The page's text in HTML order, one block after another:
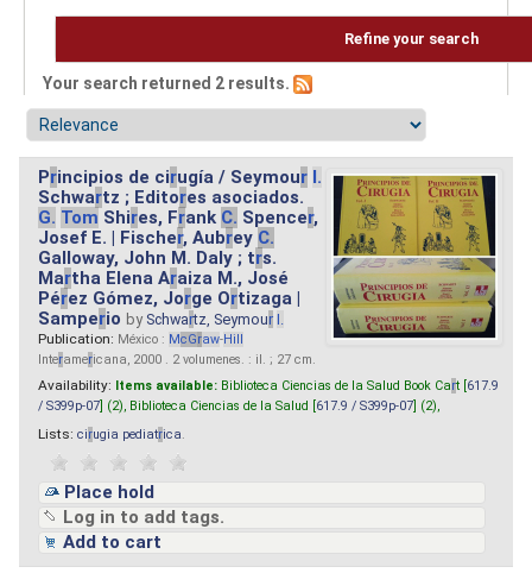
Refine your search
Your search returned 2 results.
Principios de cirugía / Seymour I.
Schwartz ; Editores asociados.
G. Tom Shires, Frank C. Spencer,
Josef E. | Fischer, Aubrey C.
Galloway, John M. Daly ; trs.
Martha Elena Araiza M., José
Pérez Gómez, Jorge Ortizaga |
Samperio by Schwartz, Seymour I.
Publication: México : McGraw-Hill
Interamericana, 2000 . 2 volumenes. : il. ; 27 cm.
Availability: Items available: Biblioteca Ciencias de la Salud Book Cart [ 617.9
/ S399p-07 ] (2), Biblioteca Ciencias de la Salud [ 617.9 / S399p-07 ] (2),
Lists: cirugia pediatrica
Place hold
Log in to add tags.
Add to cart